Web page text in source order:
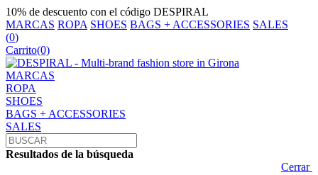
10% de descuento con el código DESPIRAL
MARCAS ROPA SHOES BAGS + ACCESSORIES SALES
(0)
Carrito(0)
MARCAS
ROPA
SHOES
BAGS + ACCESSORIES
SALES
Resultados de la búsqueda
Cerrar